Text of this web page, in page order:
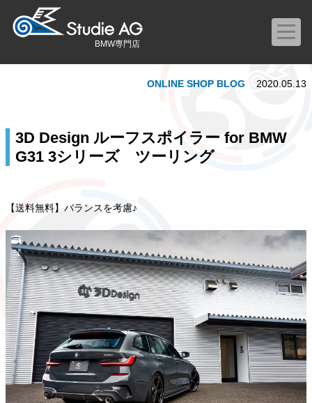
BMW専門店
3D Design ルーフスポイラー for BMW
G31 3シリーズ ツーリング
ONLINE SHOP BLOG 2020.05.13
【送料無料】バランスを考慮♪